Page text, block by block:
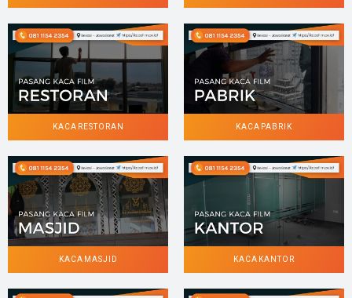
KACA RESTORAN KACA PABRIK
KACA MASJID KACA KANTOR